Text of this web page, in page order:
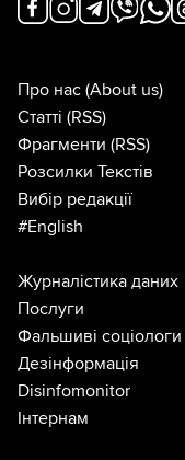
Про нас (About us)
Статті (RSS)
Фрагменти (RSS)
Розсилки Текстів
Вибір редакції
#English
Журналістика даних
Послуги
Фальшиві соціологи
Дезінформація
Disinfomonitor
Інтернам